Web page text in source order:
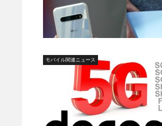
モバイル関連ニュース